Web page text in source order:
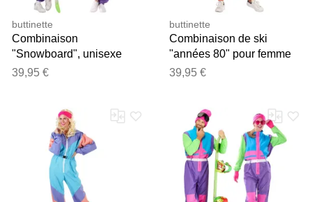
buttinette
Combinaison
"Snowboard", unisexe
39,95 €
buttinette
Combinaison de ski
"années 80" pour femme
39,95 €